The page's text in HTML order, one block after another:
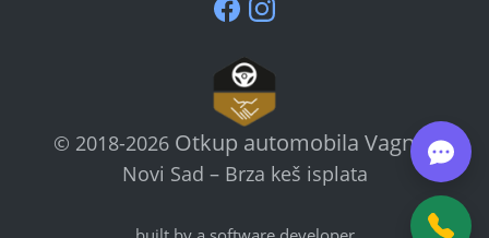
© 2018-2026 Otkup automobila Vagner
Novi Sad – Brza keš isplata